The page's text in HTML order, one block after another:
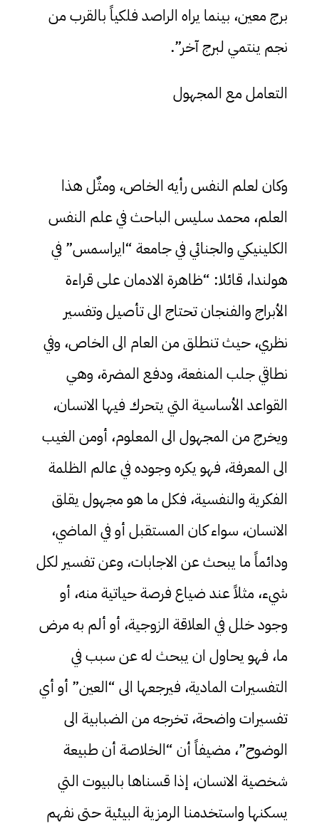
برج معين، بينما يراه الراصد فلكياً بالقرب من
نجم ينتمي لبرج آخر”.
التعامل مع المجهول
وكان لعلم النفس رأيه الخاص، ومثٌل هذا
العلم، محمد سليس الباحث في علم النفس
الكلينيكي والجنائي في جامعة “ايراسمس” في
هولندا، قائلا: “ظاهرة الادمان على قراءة
الأبراج والفنجان تحتاج الى تأصيل وتفسير
نظري، حيث تنطلق من العام الى الخاص، وفي
نطاقي جلب المنفعة، ودفع المضرة، وهي
القواعد الأساسية التي يتحرك فيها الانسان،
ويخرج من المجهول الى المعلوم، أومن الغيب
الى المعرفة، فهو يكره وجوده في عالم الظلمة
الفكرية والنفسية، فكل ما هو مجهول يقلق
الانسان، سواء كان المستقبل أو في الماضي،
ودائماً ما يبحث عن الاجابات، وعن تفسير لكل
شيء، مثلاً عند ضياع فرصة حياتية منه، أو
وجود خلل في العلاقة الزوجية، أو ألم به مرض
ما، فهو يحاول ان يبحث له عن سبب في
التفسيرات المادية، فيرجعها الى “العين” أو أي
تفسيرات واضحة، تخرجه من الضبابية الى
الوضوح”، مضيفاً أن “الخلاصة أن طبيعة
شخصية الانسان، إذا قسناها بالبيوت التي
يسكنها واستخدمنا الرمزية البيئية حتى نفهم